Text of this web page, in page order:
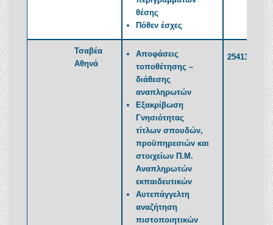
θέσης
Πόθεν έσχες
Τσαβέα
Αθηνά
Αποφάσεις
τοποθέτησης –
διάθεσης
αναπληρωτών
Εξακρίβωση
Γνησιότητας
τίτλων σπουδών,
προϋπηρεσιών και
στοιχείων Π.Μ.
Αναπληρωτών
εκπαιδευτικών
Αυτεπάγγελτη
αναζήτηση
πιστοποιητικών
2541350388